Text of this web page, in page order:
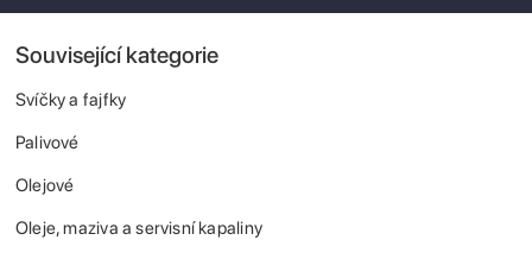
Související kategorie
Svíčky a fajfky
Palivové
Olejové
Oleje, maziva a servisní kapaliny